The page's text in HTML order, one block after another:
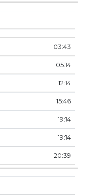
03:43
05:14
12:14
15:46
19:14
19:14
20:39